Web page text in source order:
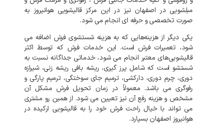
مبلشویی در اصفهان نیز در این مرکز قالیشویی هوانیروز به
صورت تخصصی و حرفه ای انجام می شود.
یکی دیگر از هزینه‌هایی که به هزینه شستشوی فرش اضافه می
شود، تعمیرات فرش است. این خدمات فرش که توسط اکثر
قالیشویی‌های معتبر انجام می شود، خدماتی جداگانه نسبت به
شستشو است که شامل پرز گیری، ریشه بافی ریشه زنی، شیرازه
دوری، چرم دوری، دارکشی، ترمیم جای سوختگی، ترمیم پارگی و
رفوگری می باشد. معمولاً در زمان تحویل فرش مشکل آن
مشخص و هزینه رفع آن نیز تعیین می شود. از همین رو مشتری
می تواند با خیال راحت فرش خود را به قالیشویی ارکیده در
هوانیروز اصفهان بسپارد.